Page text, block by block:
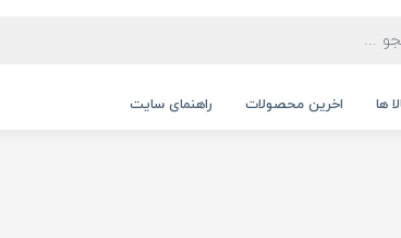
ها اخرین محصولات راهنمای سایت